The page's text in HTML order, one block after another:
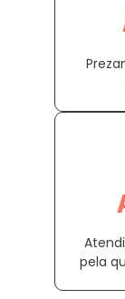
pela